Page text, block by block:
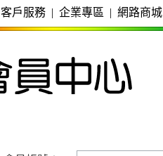
客戶服務 | 企業專區 | 網路商城